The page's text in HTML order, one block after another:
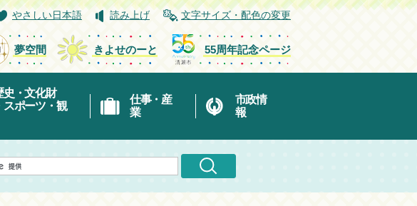
やさしい日本語 読み上げ 文字サイズ・配色の変更
夢空間 きよせのーと 55周年記念ページ
史・文化財
スポーツ・観
仕事・産
業
市政情
報